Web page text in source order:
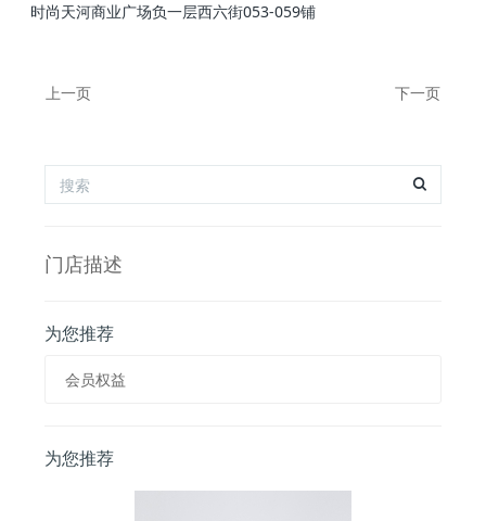
时尚天河商业广场负一层西六街053-059铺
上一页 下一页
门店描述
为您推荐
会员权益
为您推荐